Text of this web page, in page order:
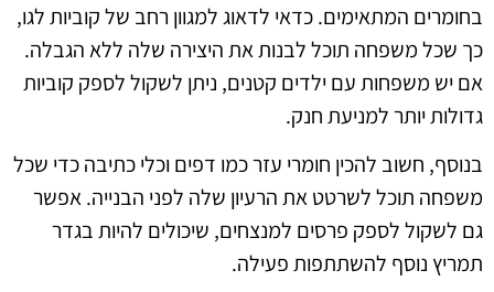
בחומרים המתאימים. כדאי לדאוג למגוון רחב של קוביות לגו,
כך שכל משפחה תוכל לבנות את היצירה שלה ללא הגבלה.
אם יש משפחות עם ילדים קטנים, ניתן לשקול לספק קוביות
גדולות יותר למניעת חנק.
בנוסף, חשוב להכין חומרי עזר כמו דפים וכלי כתיבה כדי שכל
משפחה תוכל לשרטט את הרעיון שלה לפני הבנייה. אפשר
גם לשקול לספק פרסים למנצחים, שיכולים להיות בגדר
תמריץ נוסף להשתתפות פעילה.